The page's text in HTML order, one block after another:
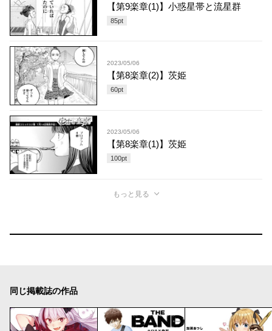
【第9楽章(1)】小惑星帯と流星群
85pt
2023/05/06
【第8楽章(2)】茨姫
60pt
2023/05/06
【第8楽章(1)】茨姫
100pt
もっと見る
同じ掲載誌の作品